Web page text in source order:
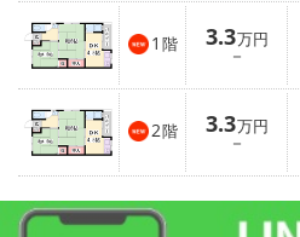
1 階 3.3万円
－
2階 3.3万円
－